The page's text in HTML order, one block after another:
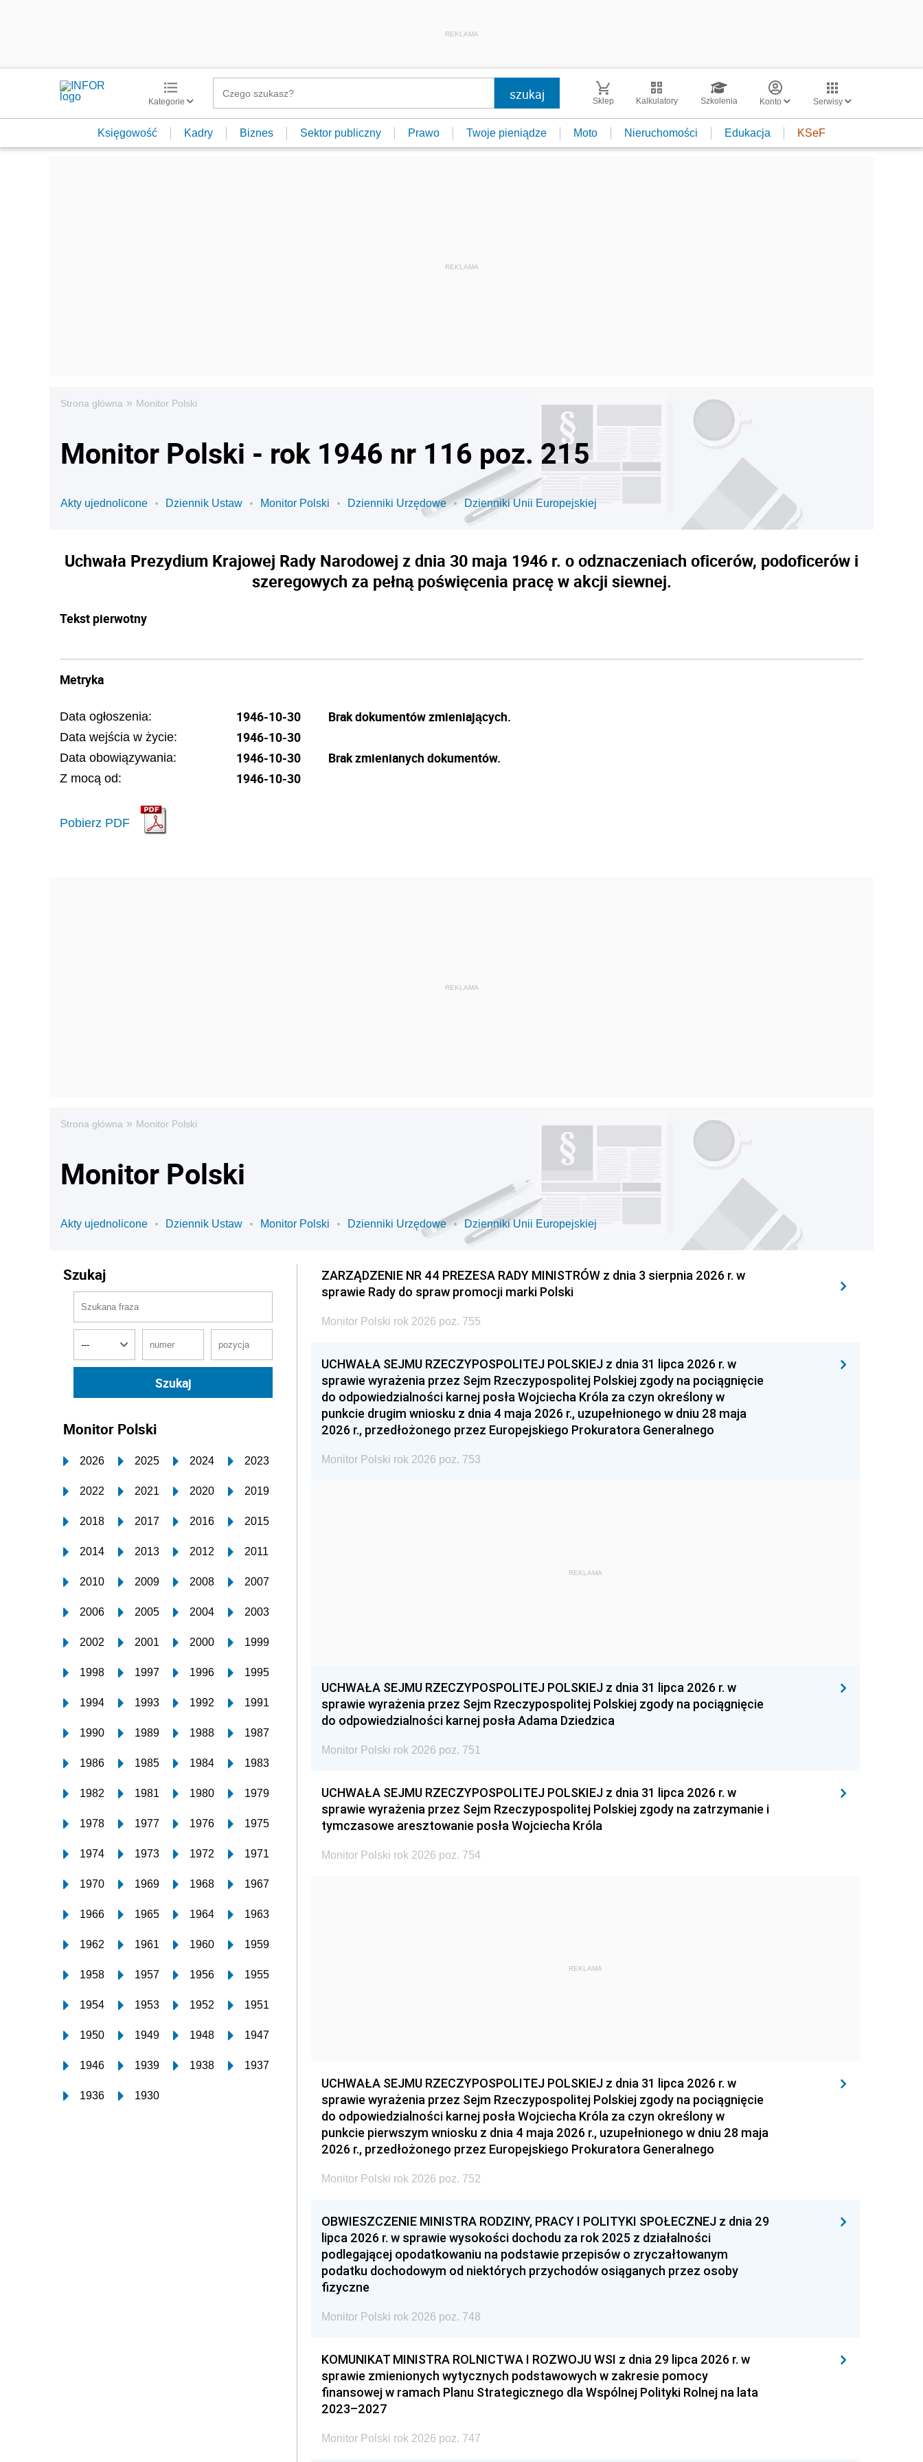
REKLAMA
Kategorie Sklep Kalkulatory Szkolenia Konto Serwisy
Księgowość Kadry Biznes Sektor publiczny Prawo Twoje pieniądze Moto Nieruchomości Edukacja KSeF
Strona główna » Monitor Polski
Monitor Polski - rok 1946 nr 116 poz. 215
Akty ujednolicone Dziennik Ustaw Monitor Polski Dzienniki Urzędowe Dzienniki Unii Europejskiej
Uchwała Prezydium Krajowej Rady Narodowej z dnia 30 maja 1946 r. o odznaczeniach oficerów, podoficerów i
szeregowych za pełną poświęcenia pracę w akcji siewnej.
Tekst pierwotny
Metryka
Data ogłoszenia: 1946-10-30
Data wejścia w życie: 1946-10-30
Data obowiązywania: 1946-10-30
Z mocą od: 1946-10-30
Pobierz PDF
Brak dokumentów zmieniających.
Brak zmienianych dokumentów.
Strona główna » Monitor Polski
Monitor Polski
Akty ujednolicone Dziennik Ustaw Monitor Polski Dzienniki Urzędowe Dzienniki Unii Europejskiej
Szukaj
Monitor Polski
2026 2025 2024 2023
2022 2021 2020 2019
2018 2017 2016 2015
2014 2013 2012 2011
2010 2009 2008 2007
2006 2005 2004 2003
2002 2001 2000 1999
1998 1997 1996 1995
1994 1993 1992 1991
1990 1989 1988 1987
1986 1985 1984 1983
1982 1981 1980 1979
1978 1977 1976 1975
1974 1973 1972 1971
1970 1969 1968 1967
1966 1965 1964 1963
1962 1961 1960 1959
1958 1957 1956 1955
1954 1953 1952 1951
1950 1949 1948 1947
1946 1939 1938 1937
1936 1930
ZARZĄDZENIE NR 44 PREZESA RADY MINISTRÓW z dnia 3 sierpnia 2026 r. w
sprawie Rady do spraw promocji marki Polski
Monitor Polski rok 2026 poz. 755
UCHWAŁA SEJMU RZECZYPOSPOLITEJ POLSKIEJ z dnia 31 lipca 2026 r. w
sprawie wyrażenia przez Sejm Rzeczypospolitej Polskiej zgody na pociągnięcie
do odpowiedzialności karnej posła Wojciecha Króla za czyn określony w
punkcie drugim wniosku z dnia 4 maja 2026 r., uzupełnionego w dniu 28 maja
2026 r., przedłożonego przez Europejskiego Prokuratora Generalnego
Monitor Polski rok 2026 poz. 753
REKLAMA
UCHWAŁA SEJMU RZECZYPOSPOLITEJ POLSKIEJ z dnia 31 lipca 2026 r. w
sprawie wyrażenia przez Sejm Rzeczypospolitej Polskiej zgody na pociągnięcie
do odpowiedzialności karnej posła Adama Dziedzica
Monitor Polski rok 2026 poz. 751
UCHWAŁA SEJMU RZECZYPOSPOLITEJ POLSKIEJ z dnia 31 lipca 2026 r. w
sprawie wyrażenia przez Sejm Rzeczypospolitej Polskiej zgody na zatrzymanie i
tymczasowe aresztowanie posła Wojciecha Króla
Monitor Polski rok 2026 poz. 754
REKLAMA
UCHWAŁA SEJMU RZECZYPOSPOLITEJ POLSKIEJ z dnia 31 lipca 2026 r. w
sprawie wyrażenia przez Sejm Rzeczypospolitej Polskiej zgody na pociągnięcie
do odpowiedzialności karnej posła Wojciecha Króla za czyn określony w
punkcie pierwszym wniosku z dnia 4 maja 2026 r., uzupełnionego w dniu 28 maja
2026 r., przedłożonego przez Europejskiego Prokuratora Generalnego
Monitor Polski rok 2026 poz. 752
OBWIESZCZENIE MINISTRA RODZINY, PRACY I POLITYKI SPOŁECZNEJ z dnia 29
lipca 2026 r. w sprawie wysokości dochodu za rok 2025 z działalności
podlegającej opodatkowaniu na podstawie przepisów o zryczałtowanym
podatku dochodowym od niektórych przychodów osiąganych przez osoby
fizyczne
Monitor Polski rok 2026 poz. 748
KOMUNIKAT MINISTRA ROLNICTWA I ROZWOJU WSI z dnia 29 lipca 2026 r. w
sprawie zmienionych wytycznych podstawowych w zakresie pomocy
finansowej w ramach Planu Strategicznego dla Wspólnej Polityki Rolnej na lata
2023–2027
Monitor Polski rok 2026 poz. 747